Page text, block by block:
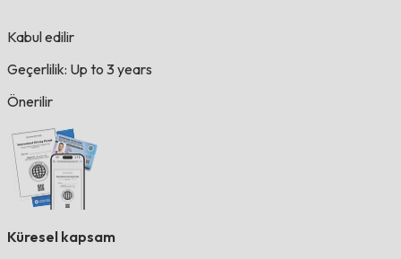
Kabul edilir
Geçerlilik: Up to 3 years
Önerilir
Küresel kapsam